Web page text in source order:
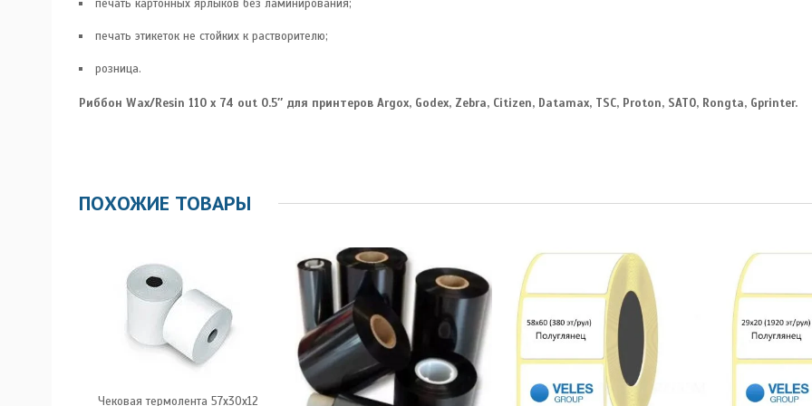
печать картонных ярлыков без ламинирования;
печать этикеток не стойких к растворителю;
розница.
Риббон Wax/Resin 110 x 74 out 0.5″ для принтеров Argox, Godex, Zebra, Citizen, Datamax, TSC, Proton, SATO, Rongta, Gprinter.
ПОХОЖИЕ ТОВАРЫ
Чековая термолента 57x30x12